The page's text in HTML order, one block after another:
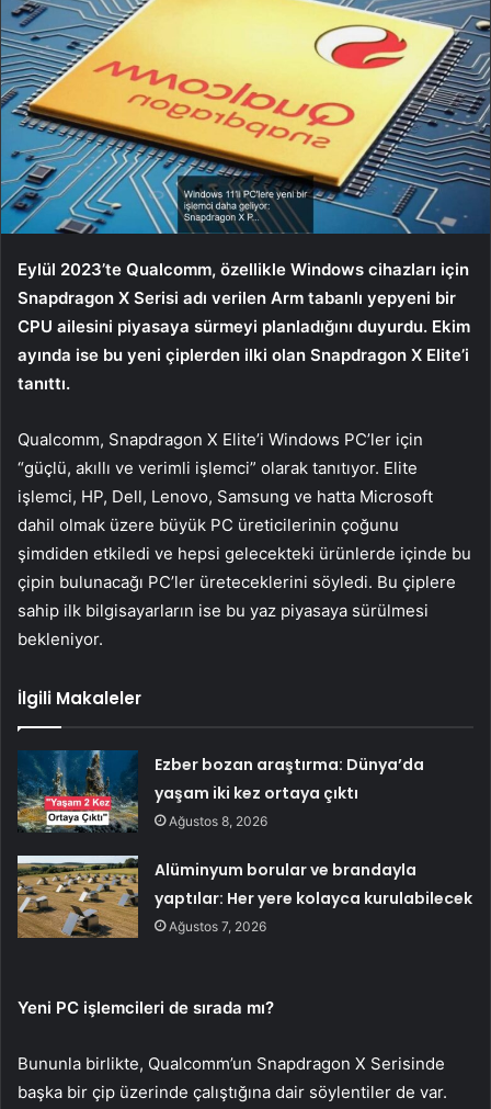
Eylül 2023’te Qualcomm, özellikle Windows cihazları için
Snapdragon X Serisi adı verilen Arm tabanlı yepyeni bir
CPU ailesini piyasaya sürmeyi planladığını duyurdu. Ekim
ayında ise bu yeni çiplerden ilki olan Snapdragon X Elite’i
tanıttı.
Qualcomm, Snapdragon X Elite’i Windows PC’ler için
“güçlü, akıllı ve verimli işlemci” olarak tanıtıyor. Elite
işlemci, HP, Dell, Lenovo, Samsung ve hatta Microsoft
dahil olmak üzere büyük PC üreticilerinin çoğunu
şimdiden etkiledi ve hepsi gelecekteki ürünlerde içinde bu
çipin bulunacağı PC’ler üreteceklerini söyledi. Bu çiplere
sahip ilk bilgisayarların ise bu yaz piyasaya sürülmesi
bekleniyor.
İlgili Makaleler
Ezber bozan araştırma: Dünya’da
yaşam iki kez ortaya çıktı
Ağustos 8, 2026
Alüminyum borular ve brandayla
yaptılar: Her yere kolayca kurulabilecek
Ağustos 7, 2026
Yeni PC işlemcileri de sırada mı?
Bununla birlikte, Qualcomm’un Snapdragon X Serisinde
başka bir çip üzerinde çalıştığına dair söylentiler de var.